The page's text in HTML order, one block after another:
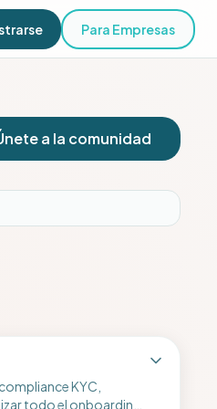
Para Empresas
a la comunidad
KYC,
todo el onboarding.